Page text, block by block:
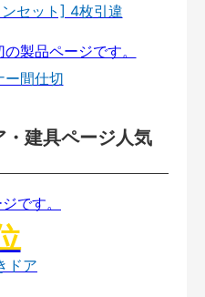
セット] 4枚引違
ー間仕切
建具ページ人気
ドア